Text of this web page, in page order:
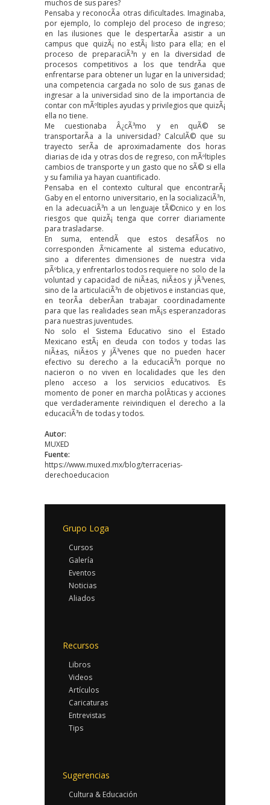
muchos de sus pares?
Pensaba y reconocÃ­a otras dificultades. Imaginaba,
por ejemplo, lo complejo del proceso de ingreso;
en las ilusiones que le despertarÃ­a asistir a un
campus que quizÃ¡ no estÃ¡ listo para ella; en el
proceso de preparaciÃ³n y en la diversidad de
procesos competitivos a los que tendrÃ­a que
enfrentarse para obtener un lugar en la universidad;
una competencia cargada no solo de sus ganas de
ingresar a la universidad sino de la importancia de
contar con mÃºltiples ayudas y privilegios que quizÃ¡
ella no tiene.
Me cuestionaba Â¿cÃ³mo y en quÃ© se
transportarÃ­a a la universidad? CalculÃ© que su
trayecto serÃ­a de aproximadamente dos horas
diarias de ida y otras dos de regreso, con mÃºltiples
cambios de transporte y un gasto que no sÃ© si ella
y su familia ya hayan cuantificado.
Pensaba en el contexto cultural que encontrarÃ¡
Gaby en el entorno universitario, en la socializaciÃ³n,
en la adecuaciÃ³n a un lenguaje tÃ©cnico y en los
riesgos que quizÃ¡ tenga que correr diariamente
para trasladarse.
En suma, entendÃ­ que estos desafÃ­os no
corresponden Ãºnicamente al sistema educativo,
sino a diferentes dimensiones de nuestra vida
pÃºblica, y enfrentarlos todos requiere no solo de la
voluntad y capacidad de niÃ±as, niÃ±os y jÃ³venes,
sino de la articulaciÃ³n de objetivos e instancias que,
en teorÃ­a deberÃ­an trabajar coordinadamente
para que las realidades sean mÃ¡s esperanzadoras
para nuestras juventudes.
No solo el Sistema Educativo sino el Estado
Mexicano estÃ¡ en deuda con todos y todas las
niÃ±as, niÃ±os y jÃ³venes que no pueden hacer
efectivo su derecho a la educaciÃ³n porque no
nacieron o no viven en localidades que les den
pleno acceso a los servicios educativos. Es
momento de poner en marcha polÃ­ticas y acciones
que verdaderamente reivindiquen el derecho a la
educaciÃ³n de todas y todos.
Autor:
MUXED
Fuente:
https://www.muxed.mx/blog/terracerias-
derechoeducacion
Grupo Loga
Cursos
Galería
Eventos
Noticias
Aliados
Recursos
Libros
Videos
Artículos
Caricaturas
Entrevistas
Tips
Sugerencias
Cultura & Educación